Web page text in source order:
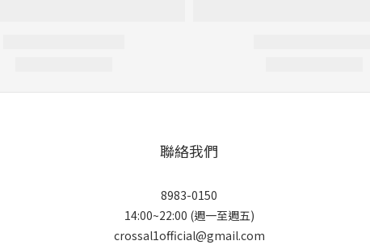
聯絡我們
8983-0150
14:00~22:00 (週一至週五)
crossal1official@gmail.com